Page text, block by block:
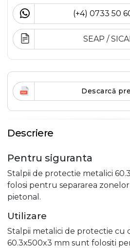
(+4) 0733 50
SEAP /
Descarcă
Descriere
Pentru siguranta
Stalpii de protectie metalici
folosi pentru separarea
pietonal.
Utilizare
Stalpii metalici de protectie cu
60.3x500x3 mm sunt folositi